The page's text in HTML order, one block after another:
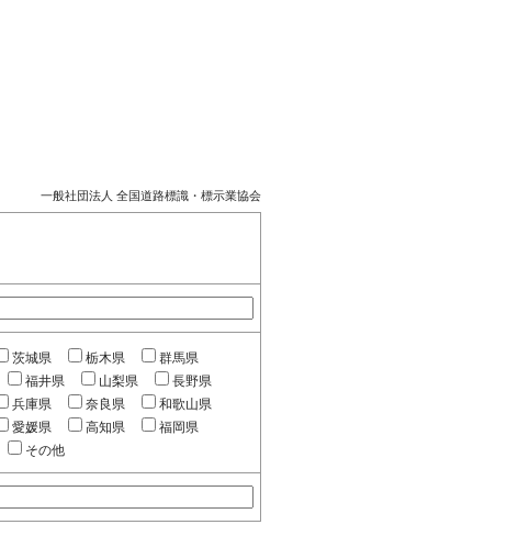
一般社団法人 全国道路標識・標示業協会
茨城県 栃木県
群馬県
福井県 山梨県
長野県
兵庫県 奈良県
和歌山県
愛媛県 高知県
福岡県
その他